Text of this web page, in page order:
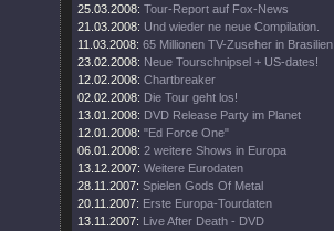
25.03.2008: Tour-Report auf Fox-News
21.03.2008: Und wieder ne neue Compilation.
11.03.2008: 65 Millionen TV-Zuseher in
23.02.2008: Neue Tourschnipsel + US-dates!
12.02.2008: Chartbreaker
02.02.2008: Die Tour geht los!
13.01.2008: DVD Release Party im Planet
12.01.2008: "Ed Force One"
06.01.2008: 2 weitere Shows in Europa
13.12.2007: Weitere Eurodaten
28.11.2007: Spielen Gods Of Metal
20.11.2007: Erste Europa-Tourdaten
13.11.2007: Live After Death - DVD